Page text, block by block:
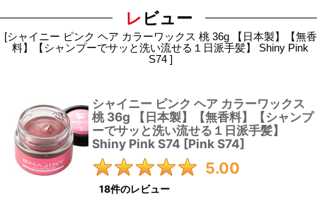
レビュー
[シャイニー ピンク ヘア カラーワックス 桃 36g 【日本製】【無香
料】【シャンプーでサッと洗い流せる１日派手髪】 Shiny Pink
S74 ]
シャイニー ピンク ヘア カラーワックス
桃 36g 【日本製】【無香料】【シャンプ
ーでサッと洗い流せる１日派手髪】
Shiny Pink S74 [Pink S74]
5.00
18件のレビュー